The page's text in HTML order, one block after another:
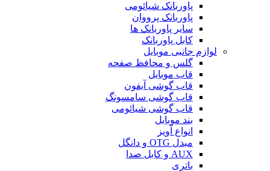
پاوربانک شیائومی
پاوربانک پرووان
سایر پاوربانک ها
کابل پاوربانک
لوازم جانبی موبایل
گلس و محافظ صفحه
قاب موبایل
قاب گوشی آیفون
قاب گوشی سامسونگ
قاب گوشی شیائومی
بند موبایل
انواع آویز
مبدل OTG و دانگل
AUX و کابل صدا
باتری